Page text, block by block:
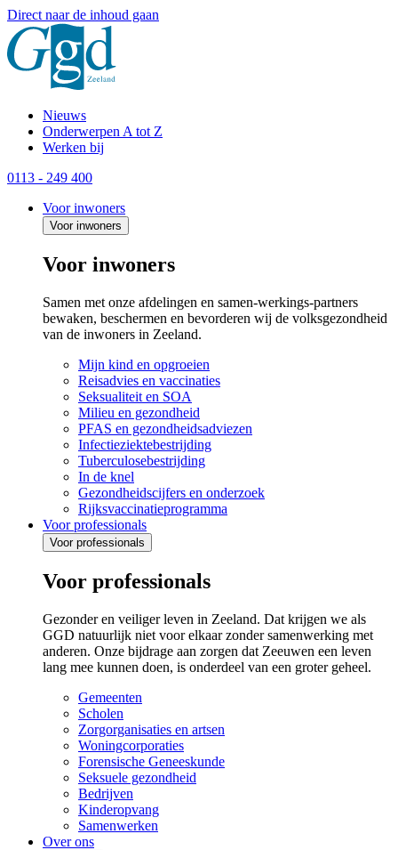
Direct naar de inhoud gaan
Nieuws
Onderwerpen A tot Z
Werken bij
0113 - 249 400
Voor inwoners
Voor inwoners
Voor inwoners
Samen met onze afdelingen en samen-werkings-partners
bewaken, beschermen en bevorderen wij de volksgezondheid
van de inwoners in Zeeland.
Mijn kind en opgroeien
Reisadvies en vaccinaties
Seksualiteit en SOA
Milieu en gezondheid
PFAS en gezondheidsadviezen
Infectieziektebestrijding
Tuberculosebestrijding
In de knel
Gezondheidscijfers en onderzoek
Rijksvaccinatieprogramma
Voor professionals
Voor professionals
Voor professionals
Gezonder en veiliger leven in Zeeland. Dat krijgen we als
GGD natuurlijk niet voor elkaar zonder samenwerking met
anderen. Onze bijdrage aan zorgen dat Zeeuwen een leven
lang mee kunnen doen, is onderdeel van een groter geheel.
Gemeenten
Scholen
Zorgorganisaties en artsen
Woningcorporaties
Forensische Geneeskunde
Seksuele gezondheid
Bedrijven
Kinderopvang
Samenwerken
Over ons